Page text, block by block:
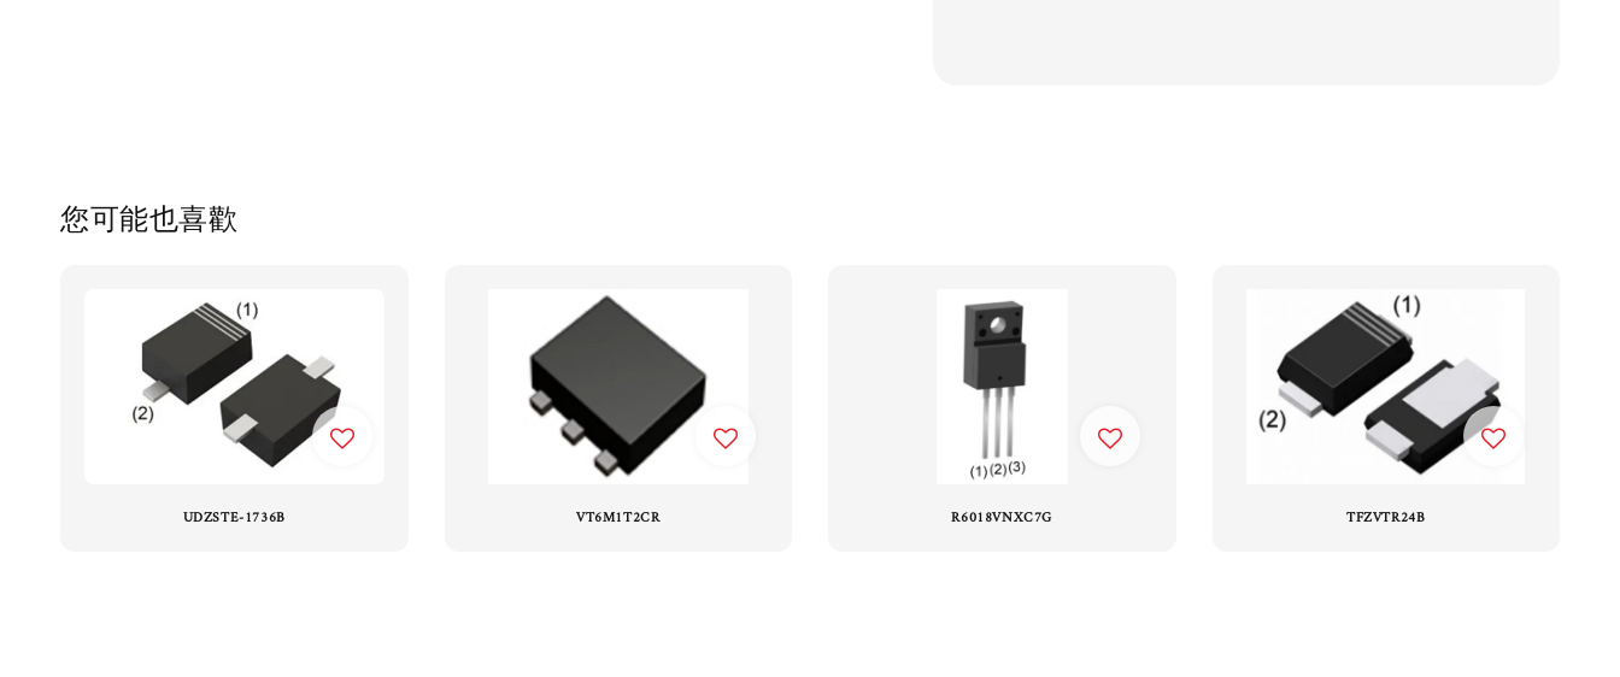
您可能也喜歡
UDZSTE-1736B VT6M1T2CR R6018VNXC7G TFZVTR24B